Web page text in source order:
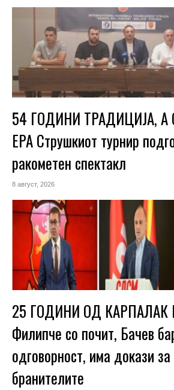
54 ГОДИНИ ТРАДИЦИЈА, А
ЕРА Струшкиот турнир
ракометен спектакл
8 август, 2026
25 ГОДИНИ ОД КАРПАЛАК
Филипче со почит, Бачев
одговорност, има докази
бранителите